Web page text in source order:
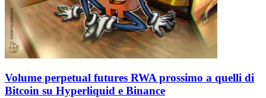
Volume perpetual futures RWA prossimo a quelli di
Bitcoin su Hyperliquid e Binance